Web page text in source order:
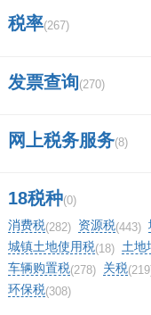
改？
以到税务局申请
申报，也可以带
系统。
财务报表是以会
者、债权人、政
外部反映会计主
税率(267)
发票查询(270)
网上税务服务(8)
18税种(0)
消费税(282) 资源税(443)
城镇土地使用税(18) 土地
车辆购置税(278) 关税
环保税(308)